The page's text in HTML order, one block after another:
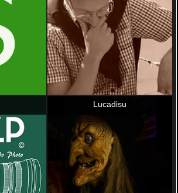
Lucadisu